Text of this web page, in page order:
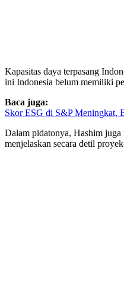
Kapasitas daya terpasang
ini Indonesia belum memiliki
Baca juga:
Skor ESG di S&P Meningkat,
Dalam pidatonya, Hashim juga
menjelaskan secara detil